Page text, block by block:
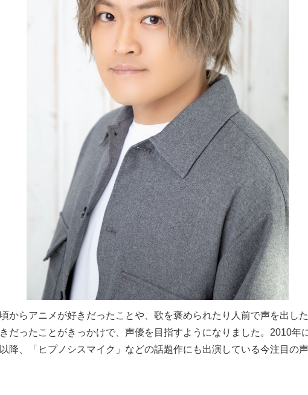
からアニメが好きだったことや、歌を褒められたり人前で声を出し
だったことがきっかけで、声優を目指すようになりました。2010年
降、「ヒプノシスマイク」などの話題作にも出演している今注目の